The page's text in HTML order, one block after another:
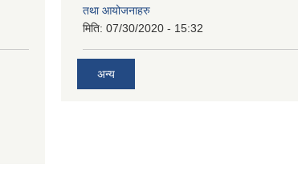
तथा आयोजनाहरु
मिति: 07/30/2020 - 15:32
अन्य